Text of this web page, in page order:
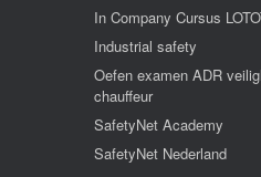
In Company Cursus
Industrial safety
Oefen examen ADR
chauffeur
SafetyNet Academy
SafetyNet Nederland